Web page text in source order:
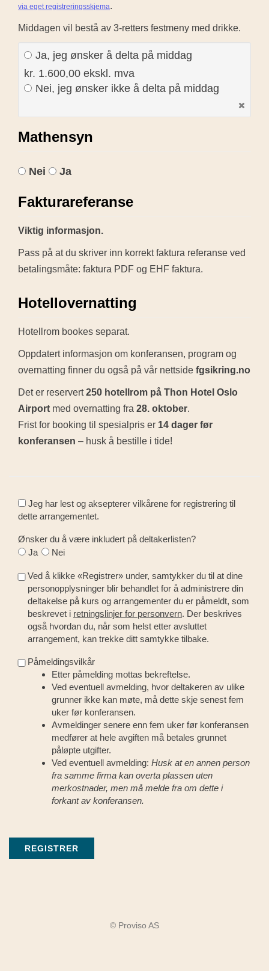
via eget registreringsskjema.
Middagen vil bestå av 3-retters festmeny med drikke.
Ja, jeg ønsker å delta på middag
kr. 1.600,00 ekskl. mva
Nei, jeg ønsker ikke å delta på middag
Mathensyn
Nei Ja
Fakturareferanse
Viktig informasjon.
Pass på at du skriver inn korrekt faktura referanse ved
betalingsmåte: faktura PDF og EHF faktura.
Hotellovernatting
Hotellrom bookes separat.
Oppdatert informasjon om konferansen, program og
overnatting finner du også på vår nettside fgsikring.no
Det er reservert250 hotellrom på Thon Hotel Oslo
Airport med overnatting fra 28. oktober.
Frist for booking til spesialpris er 14 dager før
konferansen – husk å bestille i tide!
Jeg har lest og aksepterer vilkårene for registrering til
dette arrangementet.
Ønsker du å være inkludert på deltakerlisten?
Ja
Nei
Ved å klikke «Registrer» under, samtykker du til at dine
personopplysninger blir behandlet for å administrere din
deltakelse på kurs og arrangementer du er påmeldt, som
beskrevet i retningslinjer for personvern. Der beskrives
også hvordan du, når som helst etter avsluttet
arrangement, kan trekke ditt samtykke tilbake.
Påmeldingsvilkår
Etter påmelding mottas bekreftelse.
Ved eventuell avmelding, hvor deltakeren av ulike
grunner ikke kan møte, må dette skje senest fem
uker før konferansen.
Avmeldinger senere enn fem uker før konferansen
medfører at hele avgiften må betales grunnet
påløpte utgifter.
Ved eventuell avmelding: Husk at en annen person
fra samme firma kan overta plassen uten
merkostnader, men må melde fra om dette i
forkant av konferansen.
REGISTRER
© Proviso AS